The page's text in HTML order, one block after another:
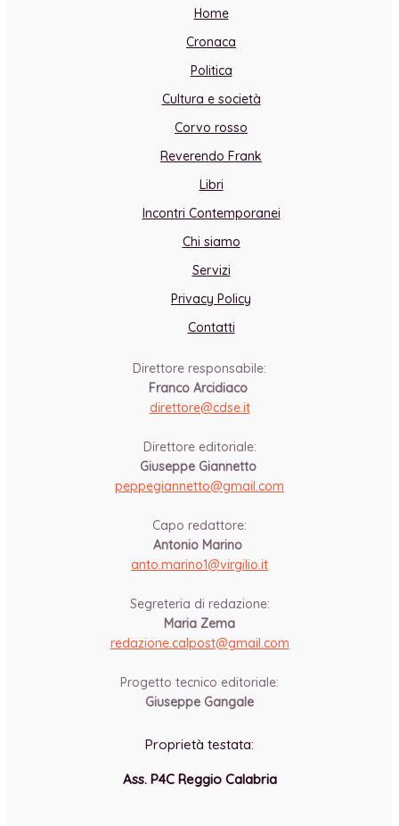
Home
Cronaca
Politica
Cultura e società
Corvo rosso
Reverendo Frank
Libri
Incontri Contemporanei
Chi siamo
Servizi
Privacy Policy
Contatti
Direttore responsabile:
Franco Arcidiaco
direttore@cdse.it
Direttore editoriale:
Giuseppe Giannetto
peppegiannetto@gmail.com
Capo redattore:
Antonio Marino
anto.marino1@virgilio.it
Segreteria di redazione:
Maria Zema
redazione.calpost@gmail.com
Progetto tecnico editoriale:
Giuseppe Gangale
Proprietà testata:
Ass. P4C Reggio Calabria